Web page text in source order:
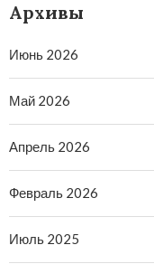
Архивы
Июнь 2026
Май 2026
Апрель 2026
Февраль 2026
Июль 2025